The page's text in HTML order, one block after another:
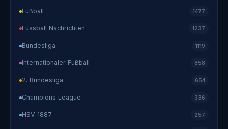
Fußball 1477
Fussball Nachrichten 1237
Bundesliga 1119
Internationaler Fußball 858
2. Bundesliga 654
Champions League 336
HSV 1887 257